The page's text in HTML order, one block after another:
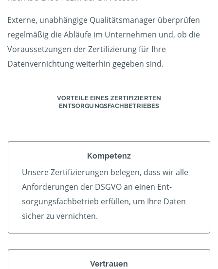
Externe, unabhängige Qualitätsmanager überprüfen
regelmäßig die Abläufe im Unternehmen und, ob die
Voraussetzungen der Zertifizierung für Ihre
Datenvernichtung weiterhin gegeben sind.
VORTEILE EINES ZERTIFIZIERTEN
ENTSORGUNGSFACHBETRIEBES
Kompetenz
Unsere Zertifizierungen belegen, dass wir alle
An­forder­ungen der DSGVO an einen Ent­
sorgungs­fach­betrieb er­füllen, um Ihre Daten
sicher zu vernichten.
Vertrauen